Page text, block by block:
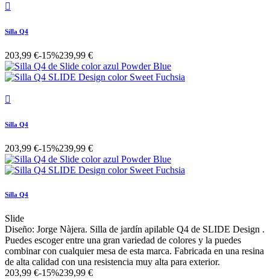

Silla Q4
203,99 €-15%239,99 €

Silla Q4
203,99 €-15%239,99 €
Silla Q4
Slide
Diseño: Jorge Nàjera. Silla de jardín apilable Q4 de SLIDE Design .
Puedes escoger entre una gran variedad de colores y la puedes
combinar con cualquier mesa de esta marca. Fabricada en una resina
de alta calidad con una resistencia muy alta para exterior.
203,99 €-15%239,99 €